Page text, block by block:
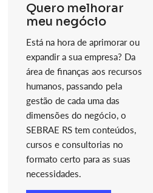
Quero melhorar
meu negócio
Está na hora de aprimorar ou
expandir a sua empresa? Da
área de finanças aos recursos
humanos, passando pela
gestão de cada uma das
dimensões do negócio, o
SEBRAE RS tem conteúdos,
cursos e consultorias no
formato certo para as suas
necessidades.